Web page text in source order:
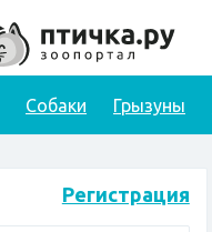
Собаки Грызуны
Регистрация